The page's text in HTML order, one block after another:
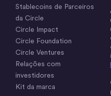
Stablecoins de Parceiros
da Circle
Circle Impact
Circle Foundation
Circle Ventures
Relações com
investidores
Kit da marca